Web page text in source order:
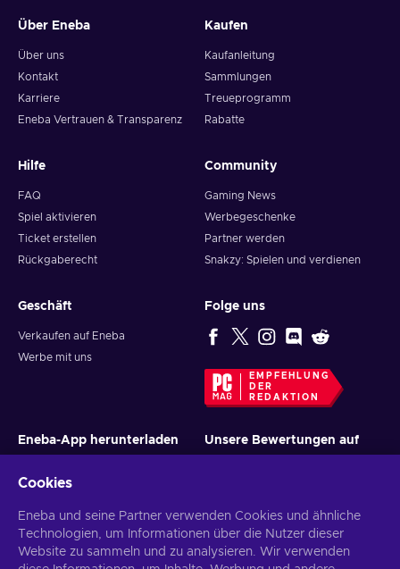
Über Eneba
Über uns
Kontakt
Karriere
Eneba Vertrauen & Transparenz
Kaufen
Kaufanleitung
Sammlungen
Treueprogramm
Rabatte
Hilfe
FAQ
Spiel aktivieren
Ticket erstellen
Rückgaberecht
Community
Gaming News
Werbegeschenke
Partner werden
Snakzy: Spielen und verdienen
Geschäft
Verkaufen auf Eneba
Werbe mit uns
Folge uns
EMPFEHLUNG
DER
REDAKTION
Eneba-App herunterladen Unsere Bewertungen auf
Cookies
Eneba und seine Partner verwenden Cookies und ähnliche
Technologien, um Informationen über die Nutzer dieser
Website zu sammeln und zu analysieren. Wir verwenden